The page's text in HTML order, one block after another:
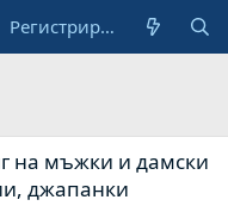
Регистрирай се
на мъжки и дамски
джапанки